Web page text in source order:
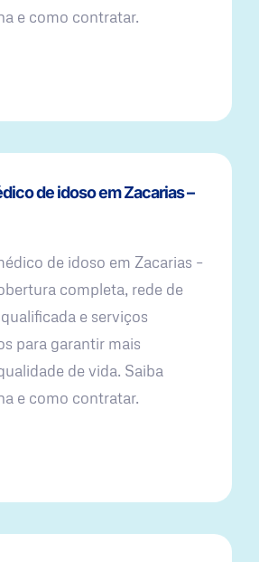
e como contratar.
de idoso em Zacarias –
de idoso em Zacarias –
completa, rede de
e serviços
para garantir mais
de vida. Saiba
e como contratar.